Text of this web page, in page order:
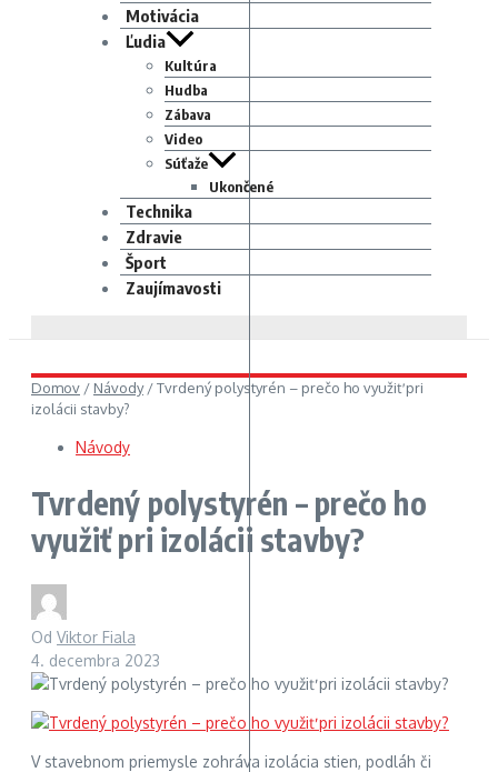
Motivácia
Ľudia
Kultúra
Hudba
Zábava
Video
Súťaže
Ukončené
Technika
Zdravie
Šport
Zaujímavosti
Domov / Návody/Tvrdený polystyrén – prečo ho využiť pri
izolácii stavby?
Návody
Tvrdený polystyrén – prečo ho
využiť pri izolácii stavby?
Od Viktor Fiala
4. decembra 2023
V stavebnom priemysle zohráva izolácia stien, podláh či